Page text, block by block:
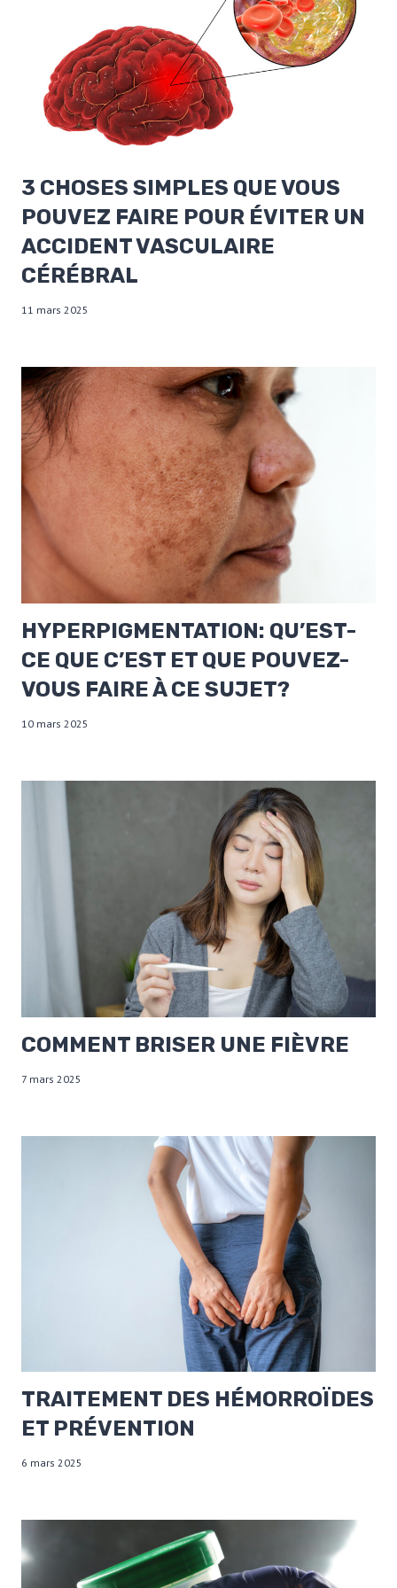
3 CHOSES SIMPLES QUE VOUS
POUVEZ FAIRE POUR ÉVITER UN
ACCIDENT VASCULAIRE
CÉRÉBRAL
11 mars 2025
HYPERPIGMENTATION: QU’EST-
CE QUE C’EST ET QUE POUVEZ-
VOUS FAIRE À CE SUJET?
10 mars 2025
COMMENT BRISER UNE FIÈVRE
7 mars 2025
TRAITEMENT DES HÉMORROÏDES
ET PRÉVENTION
6 mars 2025